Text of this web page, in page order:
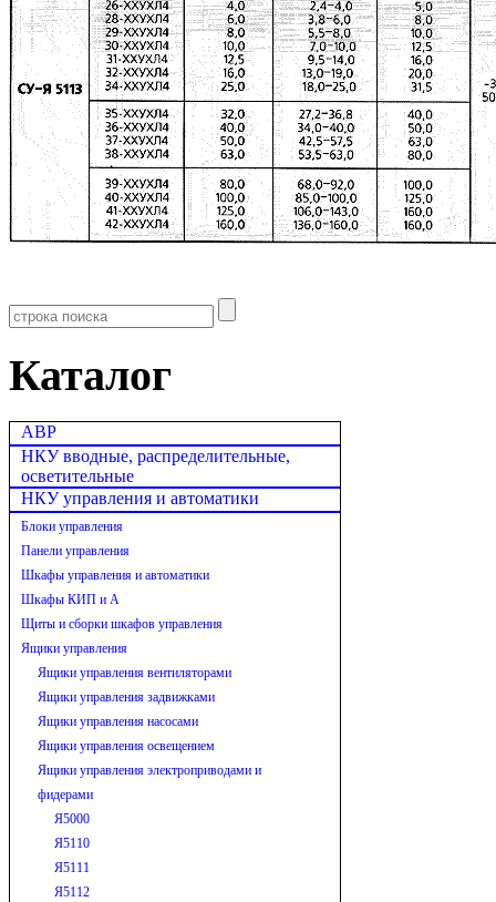
Каталог
АВР
НКУ вводные, распределительные,
осветительные
НКУ управления и автоматики
Блоки управления
Панели управления
Шкафы управления и автоматики
Шкафы КИП и А
Щиты и сборки шкафов управления
Ящики управления
Ящики управления вентиляторами
Ящики управления задвижками
Ящики управления насосами
Ящики управления освещением
Ящики управления электроприводами и
фидерами
Я5000
Я5110
Я5111
Я5112